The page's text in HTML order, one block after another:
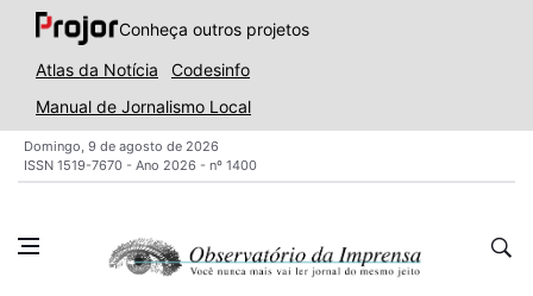
Conheça outros projetos
Atlas da Notícia
Codesinfo
Manual de Jornalismo Local
Domingo, 9 de agosto de 2026
ISSN 1519-7670 - Ano 2026 - nº 1400